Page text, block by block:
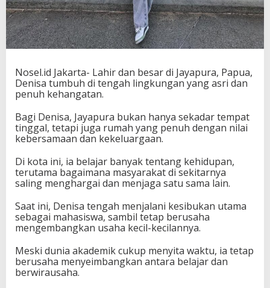
Nosel.id Jakarta- Lahir dan besar di Jayapura, Papua,
Denisa tumbuh di tengah lingkungan yang asri dan
penuh kehangatan.
Bagi Denisa, Jayapura bukan hanya sekadar tempat
tinggal, tetapi juga rumah yang penuh dengan nilai
kebersamaan dan kekeluargaan.
Di kota ini, ia belajar banyak tentang kehidupan,
terutama bagaimana masyarakat di sekitarnya
saling menghargai dan menjaga satu sama lain.
Saat ini, Denisa tengah menjalani kesibukan utama
sebagai mahasiswa, sambil tetap berusaha
mengembangkan usaha kecil-kecilannya.
Meski dunia akademik cukup menyita waktu, ia tetap
berusaha menyeimbangkan antara belajar dan
berwirausaha.